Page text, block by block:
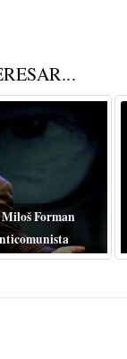
Forman